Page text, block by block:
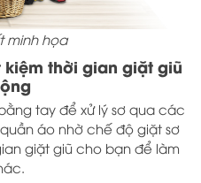
minh họa
thời gian giặt giũ
tay để xử lý sơ qua các
áo nhờ chế độ giặt sơ
giặt giũ cho bạn để làm